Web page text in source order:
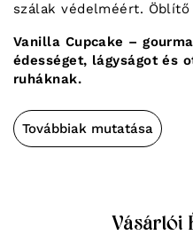
szálak védelméért.
Vanilla Cupcake –
édességet, lágyságot és
ruháknak.
Továbbiak mutatása
Vásárlói